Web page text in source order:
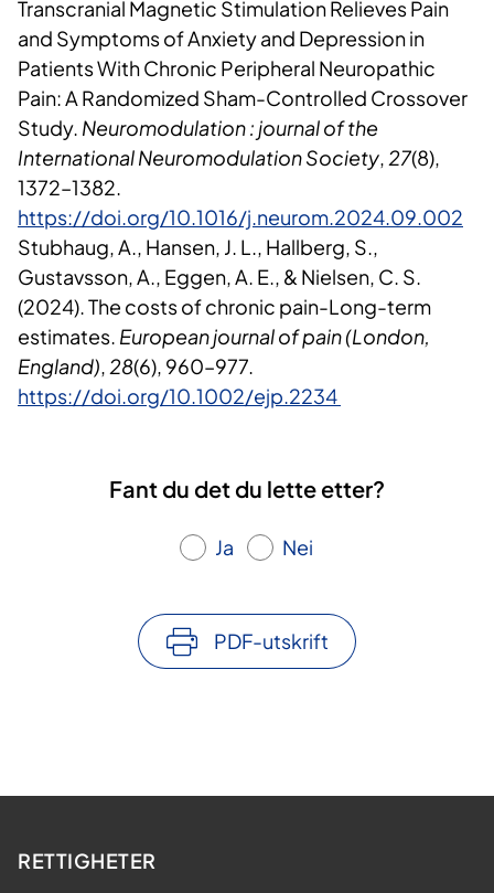
Transcranial Magnetic Stimulation Relieves Pain
and Symptoms of Anxiety and Depression in
Patients With Chronic Peripheral Neuropathic
Pain: A Randomized Sham-Controlled Crossover
Study. Neuromodulation : journal of the
International Neuromodulation Society, 27(8),
1372–1382.
https://doi.org/10.1016/j.neurom.2024.09.002
Stubhaug, A., Hansen, J. L., Hallberg, S.,
Gustavsson, A., Eggen, A. E., & Nielsen, C. S.
(2024). The costs of chronic pain-Long-term
estimates. European journal of pain (London,
England), 28(6), 960–977.
https://doi.org/10.1002/ejp.2234
Fant du det du lette etter?
Ja Nei
PDF-utskrift
RETTIGHETER